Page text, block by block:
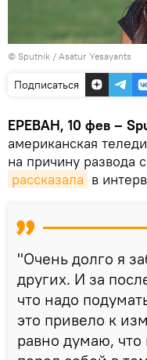
© Sputnik / Asatur Yesayants
Подписаться
ЕРЕВАН, 10 фев –
американская
на причину развода
рассказала в
"Очень долго я
других. И за
что надо
это привело к
равно думаю,